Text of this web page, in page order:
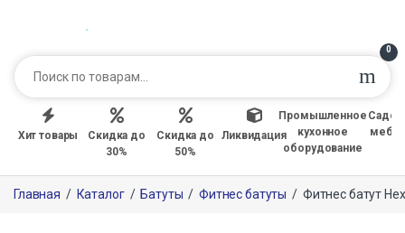
0
Хит товары
Скидка до
30%
Скидка до
50%
Ликвидация
Промышленное
кухонное
оборудование
Главная / Каталог / Батуты / Фитнес батуты / Фитнес батут